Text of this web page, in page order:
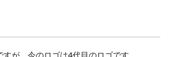
が、今のロゴは4代目のロゴです。